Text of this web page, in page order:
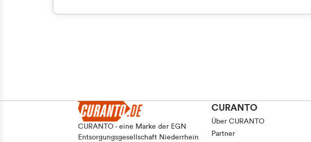
CURANTO - eine Marke der EGN
Entsorgungsgesellschaft Niederrhein
CURANTO
Über CURANTO
Partner